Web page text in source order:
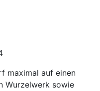
maximal auf einen
Wurzelwerk sowie